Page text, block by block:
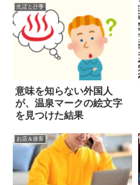
生活と仕事
意味を知らない外国人
が、温泉マークの絵文字
を見つけた結果
お店＆接客